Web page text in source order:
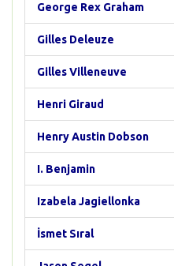
George Rex Graham
Gilles Deleuze
Gilles Villeneuve
Henri Giraud
Henry Austin Dobson
I. Benjamin
Izabela Jagiellonka
İsmet Sıral